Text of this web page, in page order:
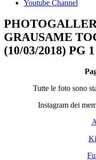
Youtube Channel
GRAUSAME
(10/03/2018) PG 1
Tutte le foto sono
Instagram dei